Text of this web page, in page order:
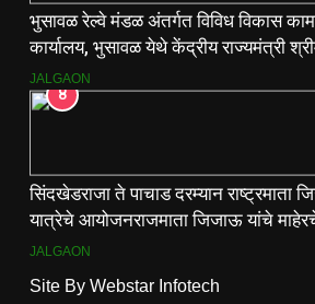
भुसावळ रेल्वे मंडळ अंतर्गत विविध विकास
कार्यालय, भुसावळ येथे केंद्रीय राज्यमंत्री
यांनी आढावा बैठक घेतली…
JALGAON
8
सिंदखेडराजा ते पाचाड दरम्यान राष्ट्रमाता
यात्रेचे आयोजनराजमाता जिजाऊ यांचे
जाधव यांच्या मार्गदर्शनाखाली ऐतिहासिक यात्रा
JALGAON
Site By Webstar Infotech